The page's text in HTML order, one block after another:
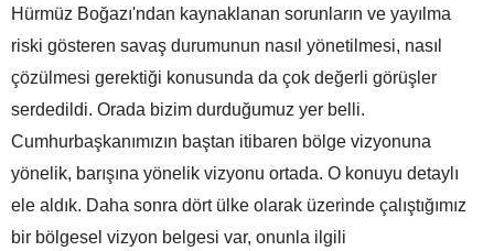
Hürmüz Boğazı'ndan kaynaklanan sorunların ve yayılma
riski gösteren savaş durumunun nasıl yönetilmesi, nasıl
çözülmesi gerektiği konusunda da çok değerli görüşler
serdedildi. Orada bizim durduğumuz yer belli.
Cumhurbaşkanımızın baştan itibaren bölge vizyonuna
yönelik, barışına yönelik vizyonu ortada. O konuyu detaylı
ele aldık. Daha sonra dört ülke olarak üzerinde çalıştığımız
bir bölgesel vizyon belgesi var, onunla ilgili